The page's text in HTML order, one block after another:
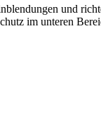
und
im unteren